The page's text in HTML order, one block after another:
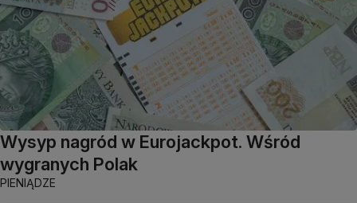
Wysyp nagród w Eurojackpot. Wśród
wygranych Polak
PIENIĄDZE